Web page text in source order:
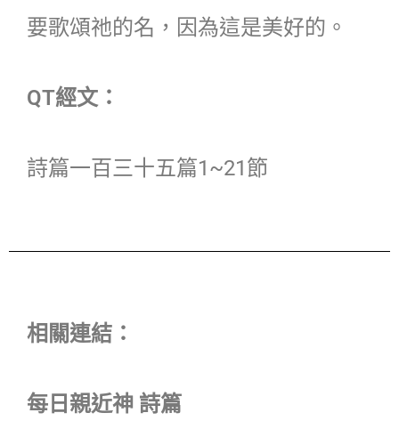
要歌頌祂的名，因為這是美好的。
QT經文：
詩篇一百三十五篇1~21節
相關連結：
每日親近神 詩篇